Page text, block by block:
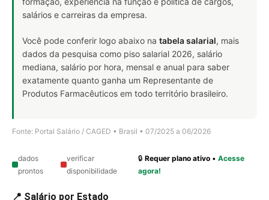
salários e carreiras da empresa.
Você pode conferir logo abaixo na tabela salarial, mais
dados da pesquisa como piso salarial 2026, salário
mediana, salário por hora, mensal e anual para saber
exatamente quanto ganha um Representante de
Produtos Farmacêuticos em todo território brasileiro.
Fonte: Portal Salário / CAGED • Brasil • 07/2025 a 06/2026
dados
prontos
verificar
disponibilidade
🔒Requer plano ativo •Acesse
agora!
📍 Salário por Estado